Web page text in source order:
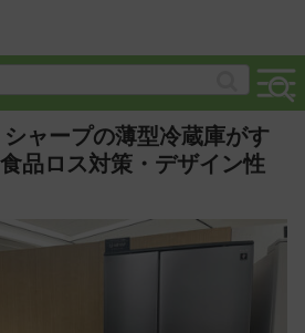
シャープの薄型冷蔵庫がす
品ロス対策・デザイン性